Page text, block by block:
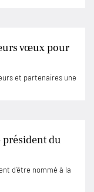
vœux pour
et partenaires une
du
d’être nommé à la